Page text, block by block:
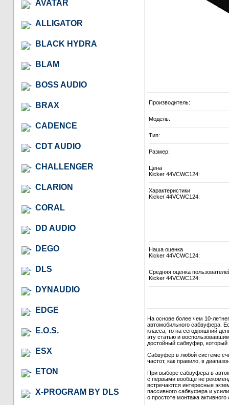
AVATAR
ALLIGATOR
BLACK HYDRA
BLAM
BOSS AUDIO
BRAX
CADENCE
CDT AUDIO
CHALLENGER
CLARION
CORAL
DD AUDIO
DEGO
DLS
DYNAUDIO
EDGE
E.O.S.
ESX
ETON
X-PROGRAM BY DLS
Производитель:
Модель:
Тип:
Размер:
Цена
Kicker 44VCWC124:
Характеристики
Kicker 44VCWC124:
Наша оценка
Kicker 44VCWC124:
Средняя оценка
Kicker 44VCWC124:
На основе более чем 10-
автомобильного сабвуфера.
класса, то на сегодняшний
эту статью и
достойный сабвуфер, который
Сабвуфер в любой системе
частот, как правило, в
При выборе сабвуфера в
с первыми вообще не
встречаются интересные
пассивного сабвуфера и
о простоте монтажа